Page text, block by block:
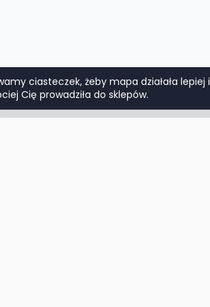
ciasteczek, żeby mapa działała lepiej i
Cię prowadziła do sklepów.